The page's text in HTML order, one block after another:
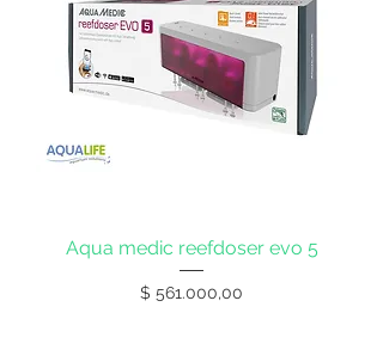
Aqua medic reefdoser evo 5
Precio
$ 561.000,00